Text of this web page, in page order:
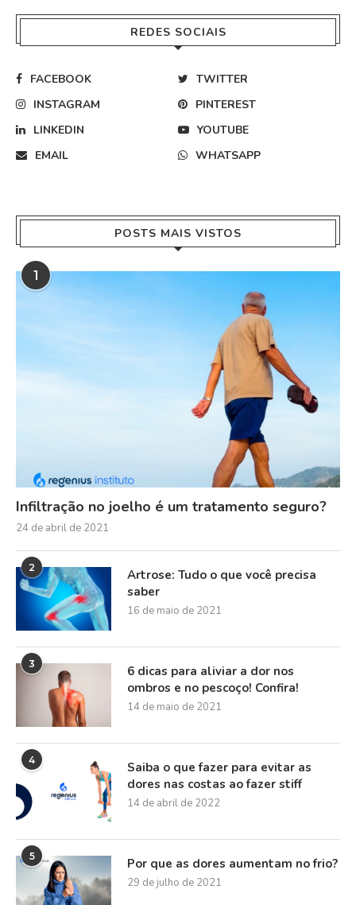
REDES SOCIAIS
FACEBOOK
TWITTER
INSTAGRAM
PINTEREST
LINKEDIN
YOUTUBE
EMAIL
WHATSAPP
POSTS MAIS VISTOS
1
Infiltração no joelho é um tratamento seguro?
24 de abril de 2021
2
Artrose: Tudo o que você precisa
saber
16 de maio de 2021
3
6 dicas para aliviar a dor nos
ombros e no pescoço! Confira!
14 de maio de 2021
4
Saiba o que fazer para evitar as
dores nas costas ao fazer stiff
14 de abril de 2022
5 Por que as dores aumentam no frio?
29 de julho de 2021